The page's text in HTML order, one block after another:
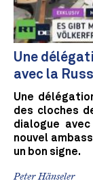
Une
avec la
Une
des cloches
dialogue
nouvel
un bon signe.
Peter Hänseler